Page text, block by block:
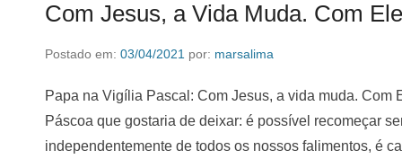
Com Jesus, a Vida Muda. Com
Postado em: 03/04/2021 por: marsalima
Papa na Vigília Pascal: Com Jesus, a vida muda. Com
Páscoa que gostaria de deixar: é possível recomeçar
independentemente de todos os nossos falimentos, é